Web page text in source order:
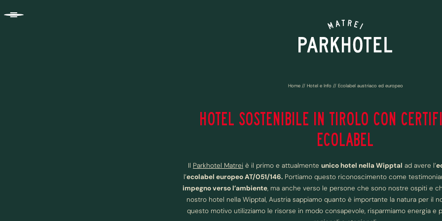
Home // Hotel e Info // Ecolabel austriaco ed europeo
HOTEL SOSTENIBILE IN TIROLO CON
ECOLABEL
Il Parkhotel Matrei è il primo e attualmente unico hotel nella Wipptal ad avere l’
l’ecolabel europeo AT/051/146.Portiamo questo riconoscimento come
impegno verso l’ambiente, ma anche verso le persone che sono nostre ospiti e
nostro hotel nella Wipptal, Austria sappiamo quanto è importante la natura per il
questo motivo utilizziamo le risorse in modo consapevole, risparmiamo energia e